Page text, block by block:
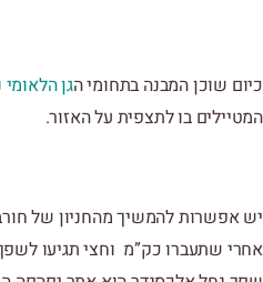
כיום שוכן המבנה בתחומי הגן
המטיילים בו לתצפית על האזור.
יש אפשרות להמשיך מהחניון של
אחרי שתעברו כק”מ וחצי תגיעו